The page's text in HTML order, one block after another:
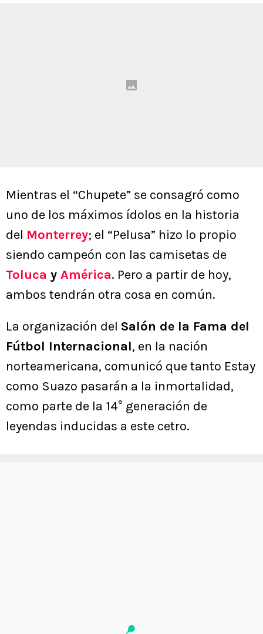
Mientras el “Chupete” se consagró como
uno de los máximos ídolos en la historia
del Monterrey; el “Pelusa” hizo lo propio
siendo campeón con las camisetas de
Toluca y América. Pero a partir de hoy,
ambos tendrán otra cosa en común.
La organización del Salón de la Fama del
Fútbol Internacional, en la nación
norteamericana, comunicó que tanto Estay
como Suazo pasarán a la inmortalidad,
como parte de la 14° generación de
leyendas inducidas a este cetro.